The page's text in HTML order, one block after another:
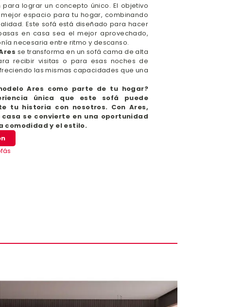
lograr un concepto único. El objetivo
espacio para tu hogar, combinando
Este sofá está diseñado para hacer
en casa sea el mejor aprovechado,
necesaria entre ritmo y descanso.
se transforma en un sofá cama de alta
recibir visitas o para esas noches de
las mismas capacidades que una
Ares como parte de tu hogar?
única que este sofá puede
tu historia con nosotros. Con Ares,
se convierte en una oportunidad
comodidad y el estilo.